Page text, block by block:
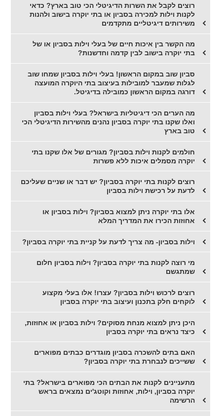
רוצים לקבל את השרות הדיגיטלי הכי טוב בארץ? כדאי
לקנות וילות למכירה בסביון או בתי יוקרה בישוב ולהנות
משירותים דיגיטליים מתקדמים
מה הקשר בין איכות חיים של בעלי וילות בסביון או של
בתי יוקרה בישוב לבין קדמה וחדשנות?
סביון שוב במקום הראשון! בעלי וילות בסביון שמחו שוב
לגלות שמעבר למובילות בעיצוב בתי היוקרה המועצה
דורגה במקום הראשון כמובילה בדיגיטל.
מה הערים הכי דיגיטליות בישראל? בעלי וילות בסביון
ואלו שקנו בתי יוקרה בסביון נהנים מהשירות הדיגיטלי הכי
טוב בארץ
חולמים לקנות וילות בסביון? מגורים של אלו שקנו בתי
יוקרה מסמלים איכות ללא פשרות
רוצים לקנות בתי יוקרה בסביון? יש דבר או שניים שעליכם
לדעת על רכישת וילות בסביון
אלו בתי יוקרה ניתן למצוא בסביון? וילות בסביון או
אחוזות הכירו את המדריך המלא
וילות בסביון- מה צריך לדעת על קניית בתי יוקרה בסביון?
מי רוצה לקנות בתי יוקרה בסביון? וילות בסביון חלום
שמתגשם
רוצים לרכוש וילות בסביון? עצרו! אלו בעלי מקצוע
לוקחים חלק בתכנון ועיצוב בתי יוקרה בסביון
היכן ניתן למצוא מנחת מסוקים? וילות בסביון או אחוזות,
כיצד נראים בתי יוקרה בסביון
האם בתים להשכרה בסביון מוגדרים כבתים מפוארים
ששייכים לנבחרת בתי יוקרה בסביון?
מתעניינים לקנות את הבתים הכי מפוארים בישראל? בתי
יוקרה בסביון, וילות, אחוזות וקוטג'ים נמצאים בראש
הרשימה